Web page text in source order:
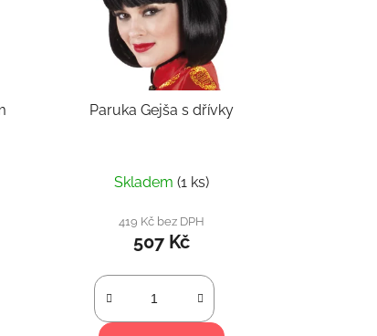
Paruka Gejša s dřívky
Skladem (1 ks)
419 Kč bez DPH
507 Kč